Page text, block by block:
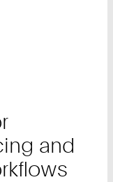
and